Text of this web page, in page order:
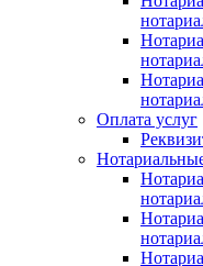
Оплата услуг